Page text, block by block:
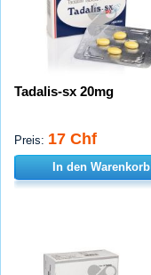
Tadalis-sx 20mg
Preis: 17 Chf
In den Warenkorb